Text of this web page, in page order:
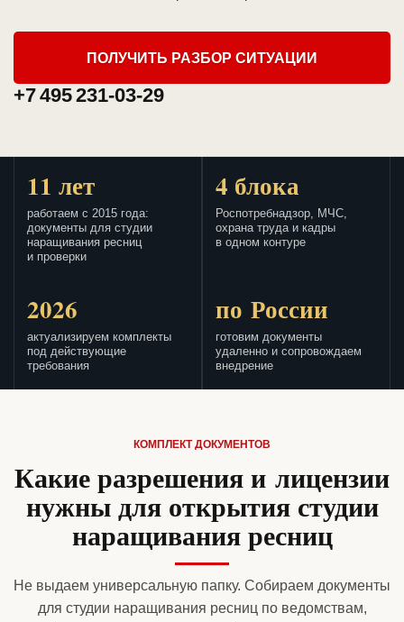
ПОЛУЧИТЬ РАЗБОР СИТУАЦИИ
+7 495 231-03-29
11 лет
работаем с 2015 года:
документы для студии
наращивания ресниц
и проверки
4 блока
Роспотребнадзор, МЧС,
охрана труда и кадры
в одном контуре
2026
актуализируем комплекты
под действующие
требования
по России
готовим документы
удаленно и сопровождаем
внедрение
КОМПЛЕКТ ДОКУМЕНТОВ
Какие разрешения и лицензии
нужны для открытия студии
наращивания ресниц
Не выдаем универсальную папку. Собираем документы
для студии наращивания ресниц по ведомствам,